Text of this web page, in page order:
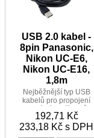
USB 2.0 kabel -
8pin Panasonic,
Nikon UC-E6,
Nikon UC-E16,
1,8m
Nejběžnější typ USB
kabelů pro propojení
např. KONICA /
MINOLTA, NIKON,
192,71 Kč
233,18 Kč s DPH